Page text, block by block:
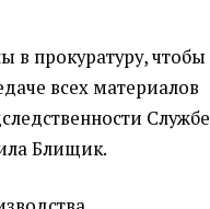
в прокуратуру, чтобы
всех материалов
Службе
Блищик.